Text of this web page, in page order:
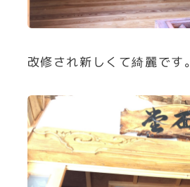
改修され新しくて綺麗です。